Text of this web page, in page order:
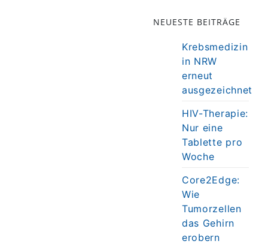
NEUESTE BEITRÄGE
Krebsmedizin
in NRW
erneut
ausgezeichnet
HIV-Therapie:
Nur eine
Tablette pro
Woche
Core2Edge:
Wie
Tumorzellen
das Gehirn
erobern